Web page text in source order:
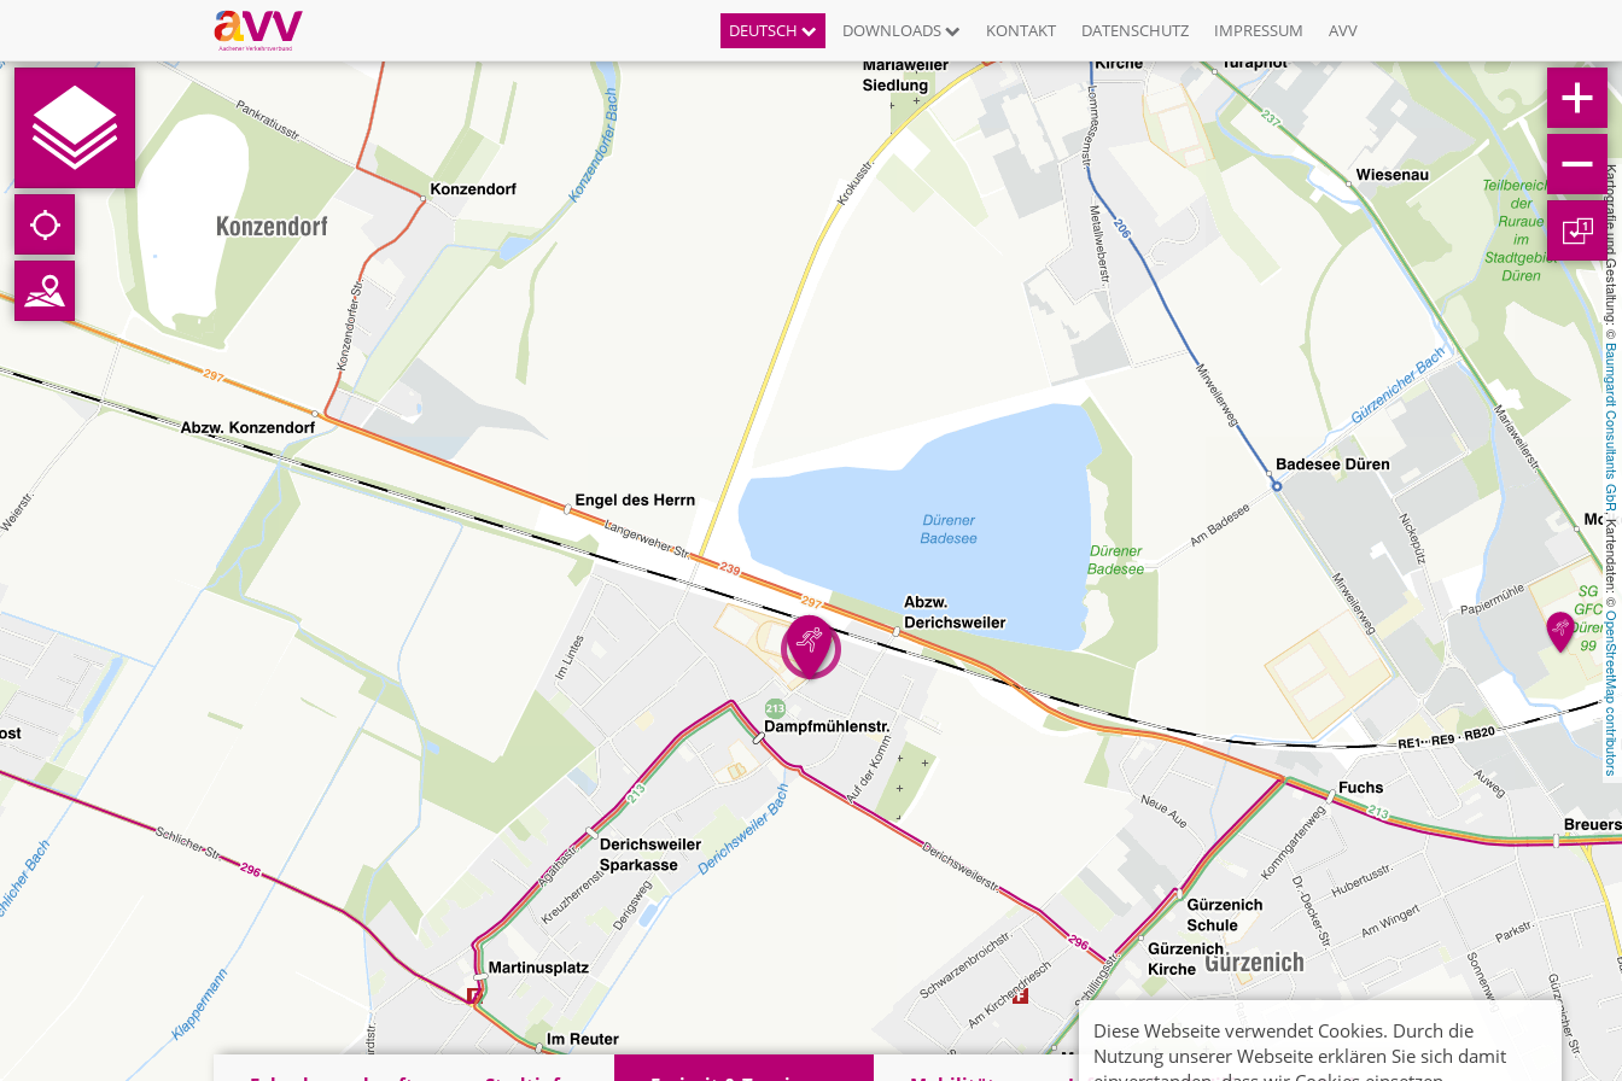
DEUTSCH DOWNLOADS KONTAKT DATENSCHUTZ IMPRESSUM AVV
Kartografie und Gestaltung: ©
Baumgardt Consultants GbR
, Kartendaten: ©
OpenStreetMap contributors
1
Diese Webseite verwendet Cookies. Durch die
Nutzung unserer Webseite erklären Sie sich damit